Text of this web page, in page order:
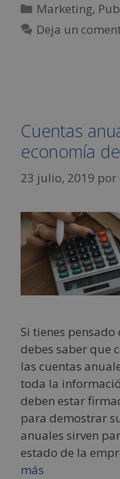
Marketing,
Deja un
Cuentas
economía
23 julio, 2019 por
Si tienes
debes saber que
las cuentas
toda la
deben estar
para demostrar
anuales sirven
estado de la
más